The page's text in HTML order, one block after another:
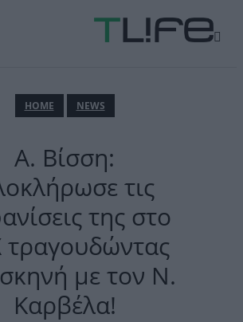
ΗΟΜΕ NEWS
Α. Βίσση:
τις
της στο
τραγουδώντας
με τον Ν.
Καρβέλα!